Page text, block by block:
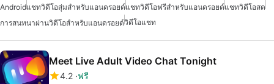
Androidแชทวิดีโอสุ่มสำหรับแอนดรอยด์แชทวิดีโอฟรีสำหรับแอนดรอยด์แชทวิดีโอสด
การสนทนาผ่านวิดีโอสำหรับแอนดรอยด์วิดีโอแชท
Meet Live Adult Video Chat Tonight
4.2 ฟรี